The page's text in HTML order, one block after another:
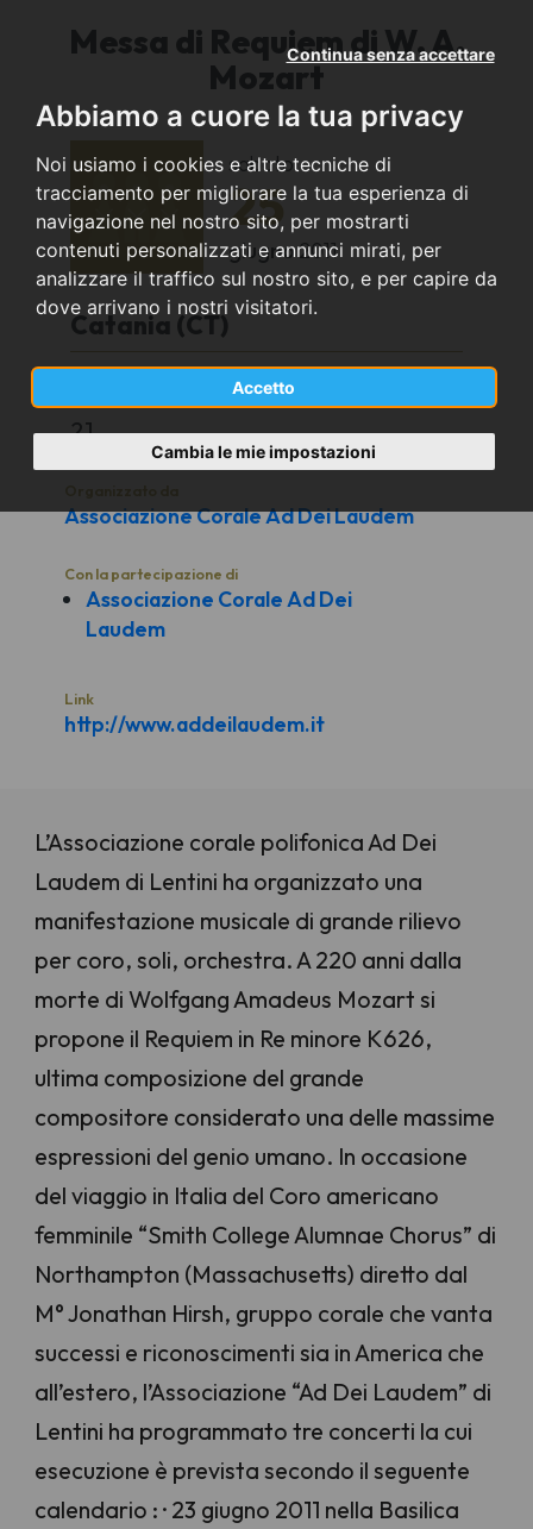
Abbiamo a cuore la tua privacy
Noi usiamo i cookies e altre tecniche di
tracciamento per migliorare la tua esperienza di
navigazione nel nostro sito, per mostrarti
contenuti personalizzati e annunci mirati, per
analizzare il traffico sul nostro sito, e per capire da
dove arrivano i nostri visitatori.
Accetto
Continua senza accettare
Cambia le mie impostazioni
Messa di Requiem di W. A.
Mozart
sabato
25
giugno2011
Catania (CT)
Basilica Cattedrale Sant'Agata Vergine e
21
Associazione Corale Ad Dei Laudem
Con la partecipazione di
Associazione Corale Ad Dei
Laudem
Link
http://www.addeilaudem.it
L’Associazione corale polifonica Ad Dei
Laudem di Lentini ha organizzato una
manifestazione musicale di grande rilievo
per coro, soli, orchestra. A 220 anni dalla
morte di Wolfgang Amadeus Mozart si
propone il Requiem in Re minore K626,
ultima composizione del grande
compositore considerato una delle massime
espressioni del genio umano. In occasione
del viaggio in Italia del Coro americano
femminile “Smith College Alumnae Chorus” di
Northampton (Massachusetts) diretto dal
M° Jonathan Hirsh, gruppo corale che vanta
successi e riconoscimenti sia in America che
all’estero, l’Associazione “Ad Dei Laudem” di
Lentini ha programmato tre concerti la cui
esecuzione è prevista secondo il seguente
calendario : · 23 giugno 2011 nella Basilica